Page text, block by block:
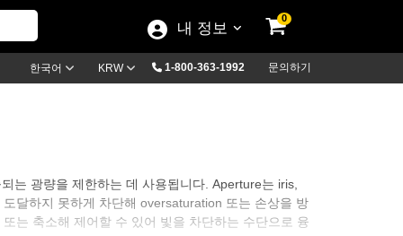
내 정보
0
한국어 KRW 1-800-363-1992 문의하기
는 광량을 제한하는 데 사용됩니다. Aperture는 iris,
달하지 못하게 차단해 oversaturation 또는 손상을 방
는 축소해 제어할 수 있어 빛을 차단하는 수단으로 융